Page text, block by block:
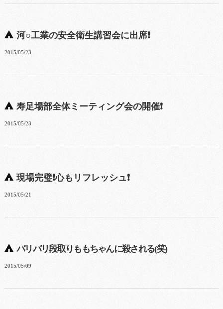
河○工業の安全衛生講習会に出席❗
2015/05/23
寿足場部全体ミーティング会の開催❗
2015/05/23
現場完璧❗心もリフレッシュ❗
2015/05/21
バリバリ段取りももちゃんに殺される(笑)
2015/05/09